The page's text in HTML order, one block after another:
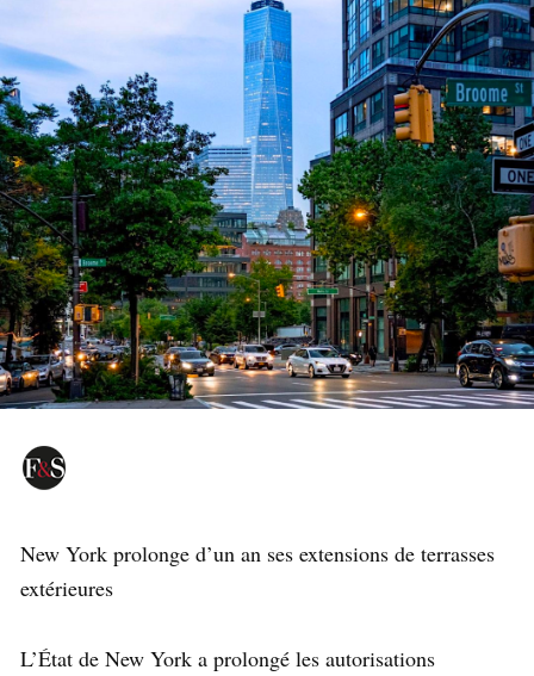
New York prolonge d’un an ses extensions de terrasses
extérieures
L’État de New York a prolongé les autorisations